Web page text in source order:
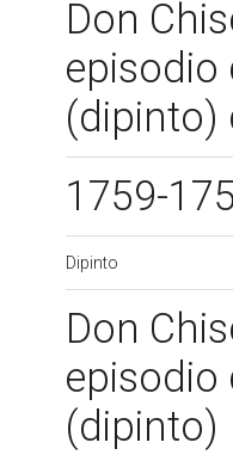
Don
episodio
(dipinto)
1759-
Dipinto
Don
episodio
(dipinto)